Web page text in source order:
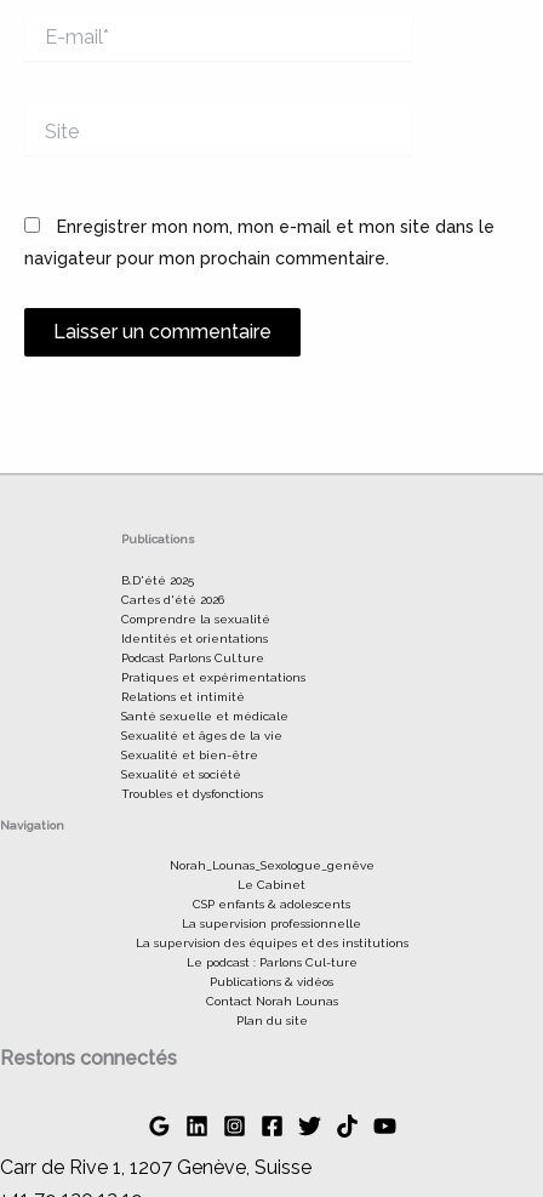
mail*
Enregistrer mon nom, mon e-mail et mon site dans le
navigateur pour mon prochain commentaire.
Publications
B.D'été 2025
Cartes d'été 2026
Comprendre la sexualité
Identités et orientations
Podcast Parlons Cul.ture
Pratiques et expérimentations
Relations et intimité
Santé sexuelle et médicale
Sexualité et âges de la vie
Sexualité et bien-être
Sexualité et société
Troubles et dysfonctions
Navigation
Norah_Lounas_Sexologue_genêve
Le Cabinet
CSP enfants & adolescents
La supervision professionnelle
La supervision des équipes et des institutions
Le podcast : Parlons Cul-ture
Publications & vidéos
Contact Norah Lounas
Plan du site
Restons connectés
Carr de Rive 1, 1207 Genève, Suisse